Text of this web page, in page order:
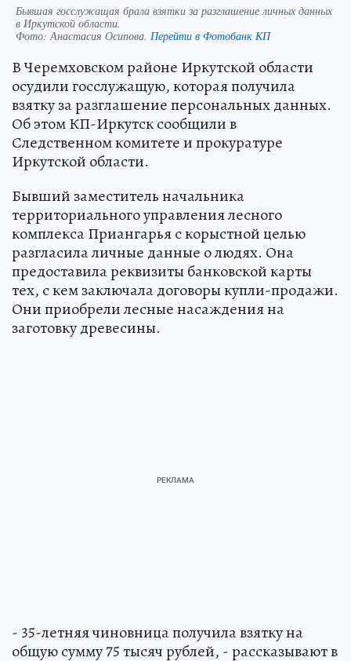
Бывшая госслужащая брала взятки за разглашение личных данных
в Иркутской области.
Фото: Анастасия Осипова. Перейти в Фотобанк КП
В Черемховском районе Иркутской области
осудили госслужащую, которая получила
взятку за разглашение персональных данных.
Об этом КП-Иркутск сообщили в
Следственном комитете и прокуратуре
Иркутской области.
Бывший заместитель начальника
территориального управления лесного
комплекса Приангарья с корыстной целью
разгласила личные данные о людях. Она
предоставила реквизиты банковской карты
тех, с кем заключала договоры купли-продажи.
Они приобрели лесные насаждения на
заготовку древесины.
- 35-летняя чиновница получила взятку на
общую сумму 75 тысяч рублей, - рассказывают в